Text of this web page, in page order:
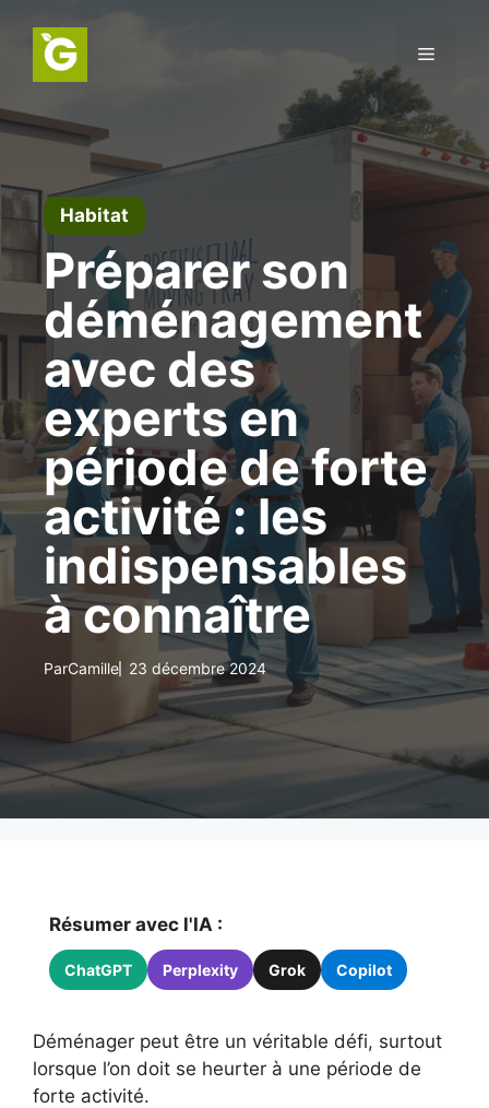
contenu
Menu
Habitat
Préparer son
déménagement
avec des
experts en
période de forte
activité : les
indispensables
à connaître
ParCamille 23 décembre 2024
Résumer avec l'IA :
ChatGPT Perplexity Grok Copilot
Déménager peut être un véritable défi, surtout
lorsque l’on doit se heurter à une période de
forte activité.